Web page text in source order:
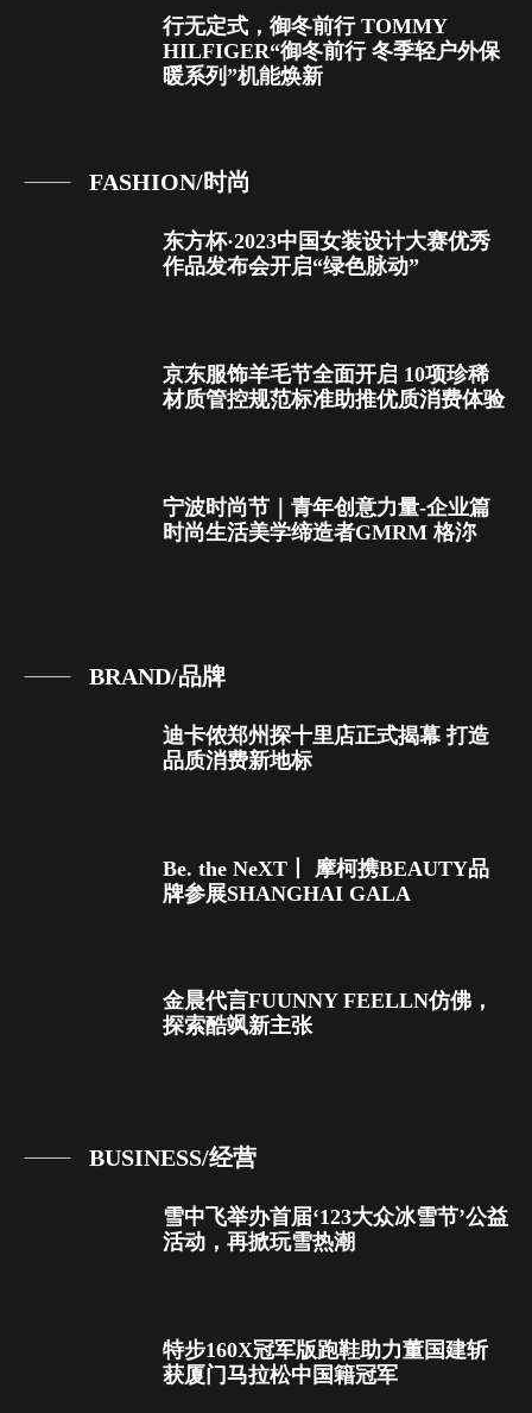
行无定式，御冬前行 TOMMY
HILFIGER“御冬前行 冬季轻户外保
暖系列”机能焕新
FASHION/时尚
东方杯·2023中国女装设计大赛优秀
作品发布会开启“绿色脉动”
京东服饰羊毛节全面开启 10项珍稀
材质管控规范标准助推优质消费体验
宁波时尚节｜青年创意力量-企业篇
时尚生活美学缔造者GMRM 格沵
BRAND/品牌
迪卡侬郑州探十里店正式揭幕 打造
品质消费新地标
Be. the NeXT丨 摩柯携BEAUTY品
牌参展SHANGHAI GALA
金晨代言FUUNNY FEELLN仿佛，
探索酷飒新主张
BUSINESS/经营
雪中飞举办首届‘123大众冰雪节’公益
活动，再掀玩雪热潮
特步160X冠军版跑鞋助力董国建斩
获厦门马拉松中国籍冠军